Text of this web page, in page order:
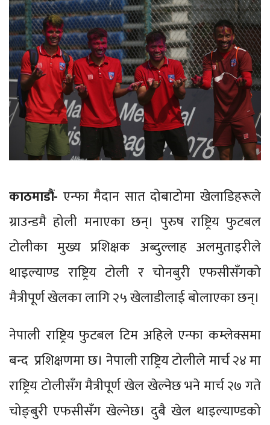
काठमाडौं- एन्फा मैदान सात दोबाटोमा खेलाडिहरूले
ग्राउन्डमै होली मनाएका छन्। पुरुष राष्ट्रिय फुटबल
टोलीका मुख्य प्रशिक्षक अब्दुल्लाह अलमुताइरीले
थाइल्याण्ड राष्ट्रिय टोली र चोनबुरी एफसीसँगको
मैत्रीपूर्ण खेलका लागि २५ खेलाडीलाई बोलाएका छन्।
नेपाली राष्ट्रिय फुटबल टिम अहिले एन्फा कम्लेक्समा
बन्द प्रशिक्षणमा छ। नेपाली राष्ट्रिय टोलीले मार्च २४ मा
राष्ट्रिय टोलीसँग मैत्रीपूर्ण खेल खेल्नेछ भने मार्च २७ गते
चोङ्बुरी एफसीसँग खेल्नेछ। दुबै खेल थाइल्याण्डको